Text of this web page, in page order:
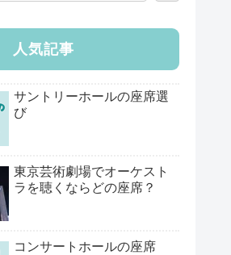
人気記事
サントリーホールの座席選
び
東京芸術劇場でオーケスト
ラを聴くならどの座席？
コンサートホールの座席